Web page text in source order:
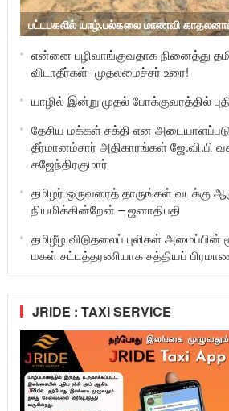
பட்டபகலில் யாழ்.பல்கலை மாணவி
என்னை பழிவாங்குவதாக நினைத்து
விடாதீர்கள்- முதலமைச்சர் உரை!
யாழில் இன்று முதல் போக்குவரத்தில்
தேசிய மக்கள் சக்தி என
தீர்மானம்சார் அதிகாரங்கள் ஜே.வி.பி
கஜேந்திரகுமார்
தமிழர் ஒருவரைத் தாருங்கள் வடக்கு
நியமிக்கின்றேன் – ஜனாதிபதி
தமிழீழ விடுதலைப் புலிகள் அமைப்பின்
மகள் சட்டத்தரணியாக சத்தியப்
JRIDE : TAXI SERVICE